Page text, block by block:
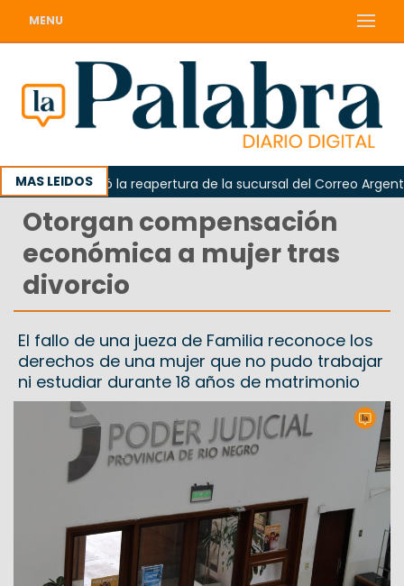
MENU
MAS LEIDOS
reclamó la reapertura de la sucursal del Correo Argentino
Otorgan compensación
económica a mujer tras
divorcio
El fallo de una jueza de Familia reconoce los
derechos de una mujer que no pudo trabajar
ni estudiar durante 18 años de matrimonio